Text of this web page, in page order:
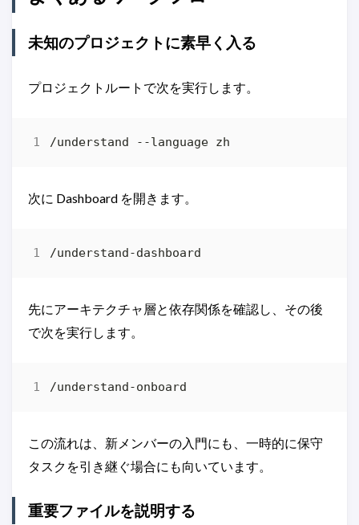
未知のプロジェクトに素早く入る
プロジェクトルートで次を実行します。
次に Dashboard を開きます。
先にアーキテクチャ層と依存関係を確認し、その後
で次を実行します。
この流れは、新メンバーの入門にも、一時的に保守
タスクを引き継ぐ場合にも向いています。
重要ファイルを説明する